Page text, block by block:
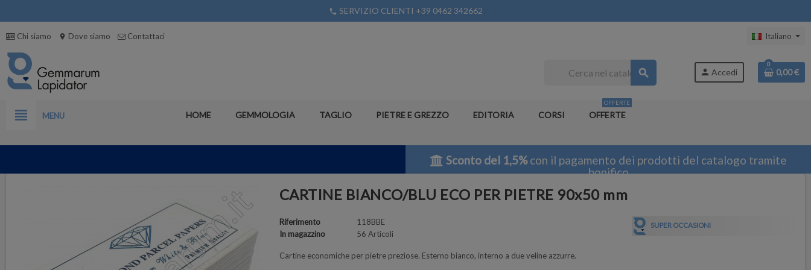
phone SERVIZIO CLIENTI +39 0462 342662
Chi siamo location_on Dove siamo Contattaci Italiano
search person Accedi
0
0,00 €
view_headline MENU HOME GEMMOLOGIA TAGLIO PIETRE E GREZZO EDITORIA CORSI OFFERTE
OFFERTE
Sconto del 1,5%con il pagamento dei prodotti del catalogo tramite
bonifico
CARTINE BIANCO/BLU ECO PER PIETRE 90x50 mm
Riferimento
118BBE
In magazzino
56 Articoli
Cartine economiche per pietre preziose. Esterno bianco, interno a due veline azzurre.
SUPER OCCASIONI